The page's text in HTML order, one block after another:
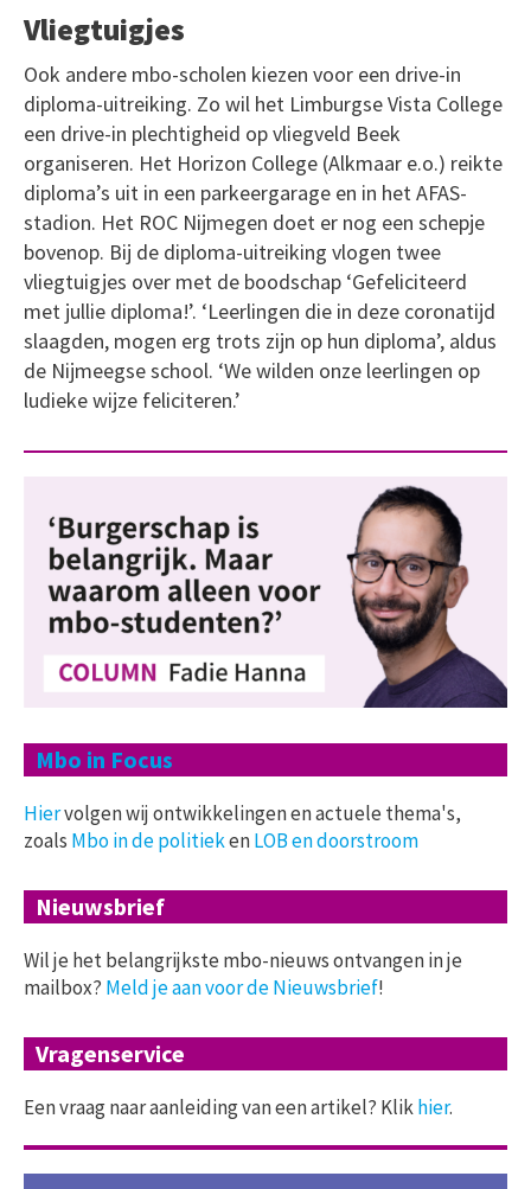
Vliegtuigjes
Ook andere mbo-scholen kiezen voor een drive-in
diploma-uitreiking. Zo wil het Limburgse Vista College
een drive-in plechtigheid op vliegveld Beek
organiseren. Het Horizon College (Alkmaar e.o.) reikte
diploma’s uit in een parkeergarage en in het AFAS-
stadion. Het ROC Nijmegen doet er nog een schepje
bovenop. Bij de diploma-uitreiking vlogen twee
vliegtuigjes over met de boodschap ‘Gefeliciteerd
met jullie diploma!’. ‘Leerlingen die in deze coronatijd
slaagden, mogen erg trots zijn op hun diploma’, aldus
de Nijmeegse school. ‘We wilden onze leerlingen op
ludieke wijze feliciteren.’
Mbo in Focus
Hiervolgen wij ontwikkelingen en actuele thema's,
zoals Mbo in de politiekenLOB en doorstroom
Nieuwsbrief
Wil je het belangrijkste mbo-nieuws ontvangen in je
mailbox? Meld je aan voor de Nieuwsbrief!
Vragenservice
Een vraag naar aanleiding van een artikel? Klikhier.